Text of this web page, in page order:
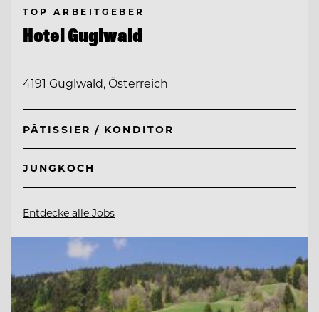
TOP ARBEITGEBER
Hotel Guglwald
4191 Guglwald, Österreich
PÂTISSIER / KONDITOR
JUNGKOCH
Entdecke alle Jobs